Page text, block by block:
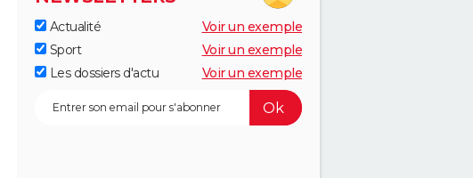
Actualité
Voir un exemple
Sport
Voir un exemple
Les dossiers d'actu
Voir un exemple